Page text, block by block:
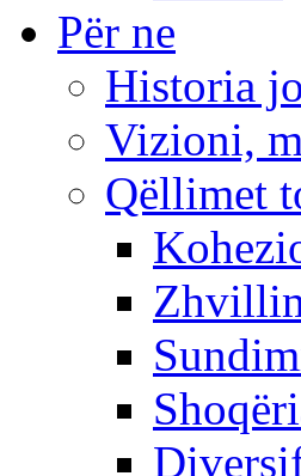
Për ne
Historia
Vizioni,
Qëllimet